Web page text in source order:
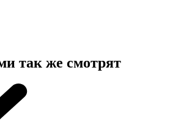
так же смотрят